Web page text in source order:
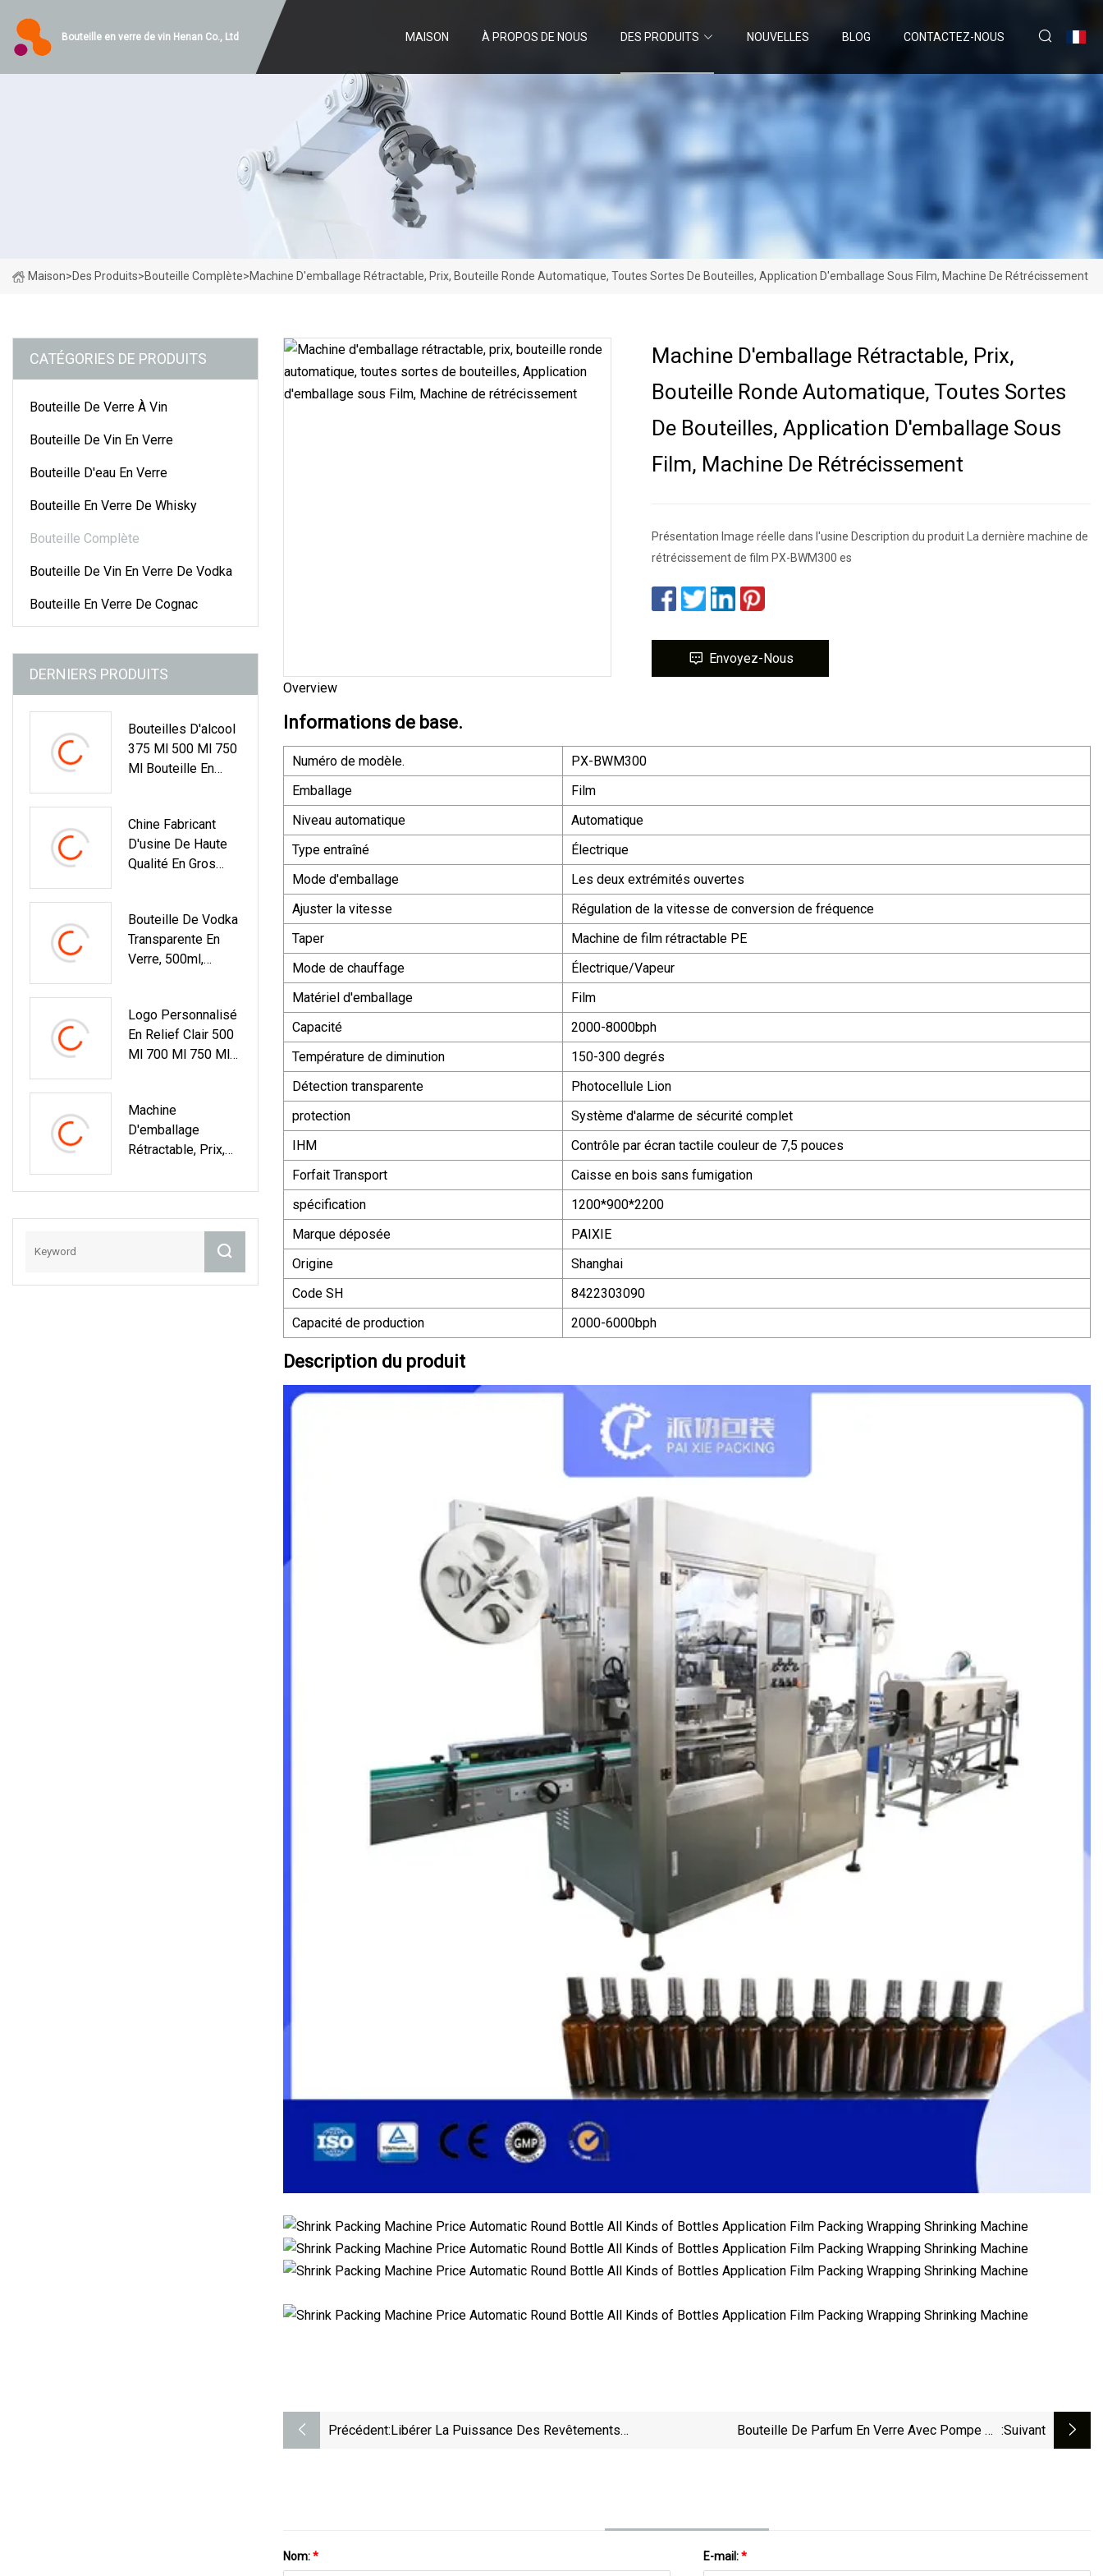
Bouteille en verre de vin Henan Co., Ltd MAISON À PROPOS DE NOUS DES PRODUITS NOUVELLES BLOG CONTACTEZ-NOUS
Maison>Des Produits>Bouteille Complète>Machine D'emballage Rétractable, Prix, Bouteille Ronde Automatique, Toutes Sortes De Bouteilles, Application D'emballage Sous Film, Machine De Rétrécissement
CATÉGORIES DE PRODUITS
Bouteille De Verre À Vin
Bouteille De Vin En Verre
Bouteille D'eau En Verre
Bouteille En Verre De Whisky
Bouteille Complète
Bouteille De Vin En Verre De Vodka
Bouteille En Verre De Cognac
DERNIERS PRODUITS
Bouteilles D'alcool
375 Ml 500 Ml 750
Ml Bouteille En
Avec Couvercle En
Liège
Chine Fabricant
D'usine De Haute
Qualité En Gros
Bouteille En Verre
Bouteille De Vin
Vodka Gin Rhum
Bouteille De Vodka
Transparente En
Verre, 500ml,
Whisky, Rhum,
Offre Spéciale
Logo Personnalisé
En Relief Clair 500
Ml 700 Ml 750 Ml
Whisky Vodka
Liqueur Spiritueux
Bouteille En Verre
Machine
D'emballage
Rétractable, Prix,
Automatique,
Film, Machine De
Machine D'emballage Rétractable, Prix,
Bouteille Ronde Automatique, Toutes Sortes
De Bouteilles, Application D'emballage Sous
Film, Machine De Rétrécissement
Présentation Image réelle dans l'usine Description du produit La dernière machine de
rétrécissement de film PX-BWM300 es
Envoyez-Nous
Overview
Informations de base.
Numéro de modèle.
PX-BWM300
Emballage
Film
Niveau automatique
Automatique
Type entraîné
Électrique
Mode d'emballage
Les deux extrémités ouvertes
Ajuster la vitesse
Régulation de la vitesse de conversion de fréquence
Taper
Machine de film rétractable PE
Mode de chauffage
Électrique/Vapeur
Matériel d'emballage
Film
Capacité
2000-8000bph
Température de diminution
150-300 degrés
Détection transparente
Photocellule Lion
protection
Système d'alarme de sécurité complet
IHM
Contrôle par écran tactile couleur de 7,5 pouces
Forfait Transport
Caisse en bois sans fumigation
spécification
1200*900*2200
Marque déposée
PAIXIE
Origine
Shanghai
Code SH
8422303090
Capacité de production
2000-6000bph
Description du produit
Précédent:Libérer La Puissance Des Revêtements
Bouteille De Parfum En Verre Avec Pompe De :suivant
Nom:* E-mail:*